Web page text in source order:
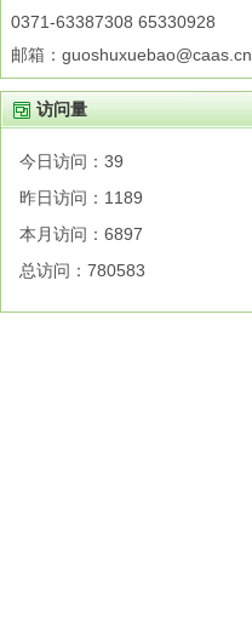
0371-63387308 65330928
邮箱：guoshuxuebao@caas.cn
访问量
今日访问： 39
昨日访问： 1189
本月访问： 6897
总访问： 780583